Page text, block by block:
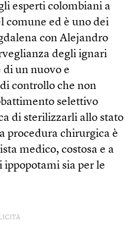
esperti colombiani a
comune ed è uno dei
con Alejandro
degli ignari
un nuovo e
controllo che non
selettivo
di sterilizzarli allo stato
procedura chirurgica è
medico, costosa e a
ippopotami sia per le